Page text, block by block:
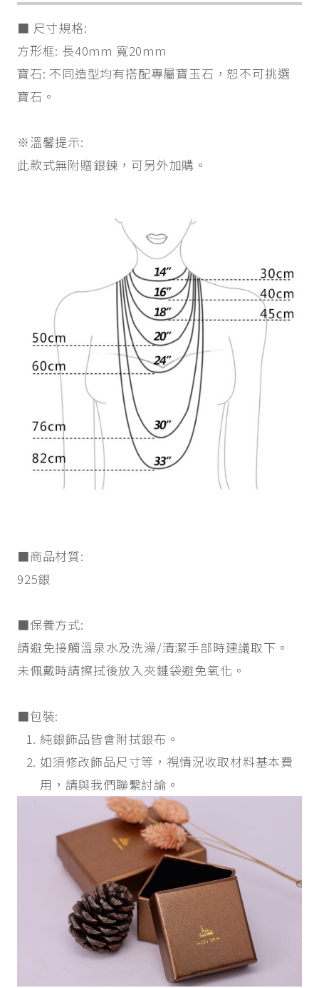
■ 尺寸規格:
方形框: 長40mm 寬20mm
寶石: 不同造型均有搭配專屬寶玉石，恕不可挑選
寶石。
※溫馨提示:
此款式無附贈銀鍊，可另外加購。
■商品材質:
925銀
■保養方式:
請避免接觸溫泉水及洗澡/清潔手部時建議取下。
未佩戴時請擦拭後放入夾鏈袋避免氧化。
■包裝:
純銀飾品皆會附拭銀布。
如須修改飾品尺寸等，視情況收取材料基本費
用，請與我們聯繫討論。